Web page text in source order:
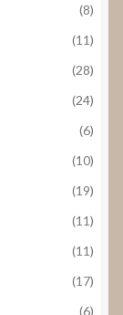
(8)
(11)
(28)
(24)
(6)
(10)
(19)
(11)
(11)
(17)
(6)